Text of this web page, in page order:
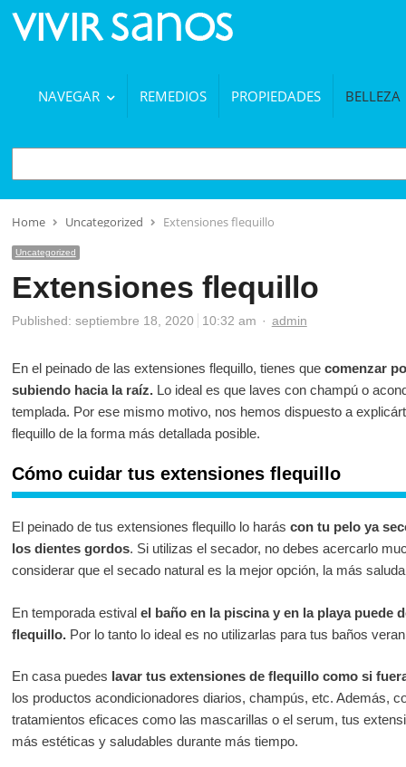
NAVEGAR REMEDIOS PROPIEDADES BELLEZA
BUSCAR
Home Uncategorized Extensiones flequillo
Uncategorized
Extensiones flequillo
Published: septiembre 18, 2020 10:32 am Author
admin
En el peinado de las extensiones flequillo, tienes que comenzar
subiendo hacia la raíz.Lo ideal es que laves con champú o
templada. Por ese mismo motivo, nos hemos dispuesto a
flequillo de la forma más detallada posible.
Cómo cuidar tus extensiones flequillo
El peinado de tus extensiones flequillo lo harás con tu pelo ya
los dientes gordos. Si utilizas el secador, no debes acercarlo
considerar que el secado natural es la mejor opción, la más
En temporada estival el baño en la piscina y en la playa puede
flequillo.Por lo tanto lo ideal es no utilizarlas para tus baños
En casa puedes lavar tus extensiones de flequillo como si
los productos acondicionadores diarios, champús, etc. Además,
tratamientos eficaces como las mascarillas o el serum, tus
más estéticas y saludables durante más tiempo.